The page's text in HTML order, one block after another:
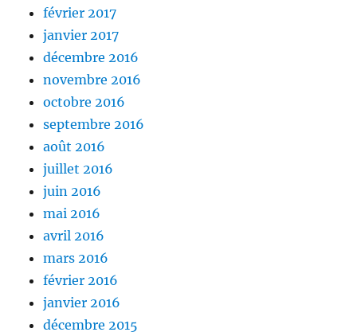
février 2017
janvier 2017
décembre 2016
novembre 2016
octobre 2016
septembre 2016
août 2016
juillet 2016
juin 2016
mai 2016
avril 2016
mars 2016
février 2016
janvier 2016
décembre 2015